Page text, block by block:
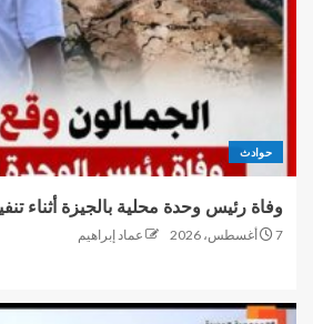
حوادث
وفاة رئيس وحدة محلية بالجيزة أثناء
7 أغسطس، 2026 عماد إبراهيم